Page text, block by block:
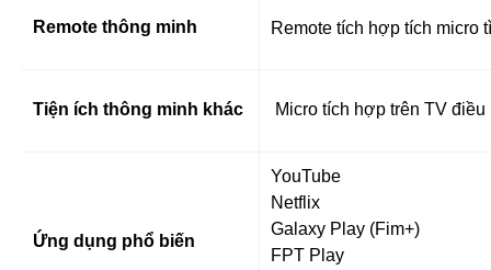
Remote thông minh Remote tích hợp tích micro
Tiện ích thông minh khác Micro tích hợp trên TV
Ứng dụng phổ biến
YouTube
Netflix
Galaxy Play (Fim+)
FPT Play